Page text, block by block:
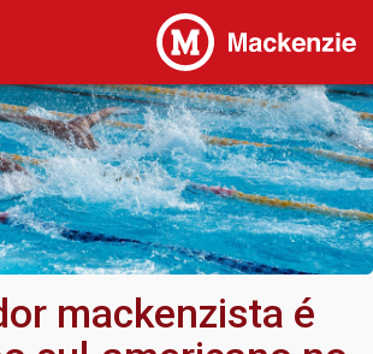
mackenzista é